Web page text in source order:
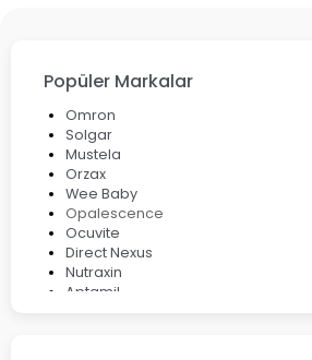
Popüler Markalar
Omron
Solgar
Mustela
Orzax
Wee Baby
Opalescence
Ocuvite
Direct Nexus
Nutraxin
Aptamil